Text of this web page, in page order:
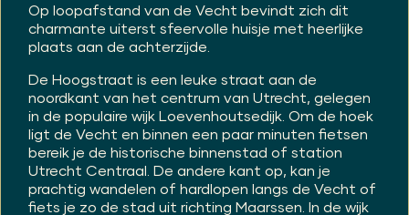
Op loopafstand van de Vecht bevindt zich dit
charmante uiterst sfeervolle huisje met heerlijke
plaats aan de achterzijde.
De Hoogstraat is een leuke straat aan de
noordkant van het centrum van Utrecht, gelegen
in de populaire wijk Loevenhoutsedijk. Om de hoek
ligt de Vecht en binnen een paar minuten fietsen
bereik je de historische binnenstad of station
Utrecht Centraal. De andere kant op, kan je
prachtig wandelen of hardlopen langs de Vecht of
fiets je zo de stad uit richting Maarssen. In de wijk